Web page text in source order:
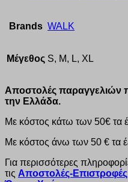
Brands WALK
Μέγεθος S, M, L, XL
Αποστολές παραγγελιών
την Ελλάδα.
Με κόστος κάτω των 50€ τα
Με κόστος άνω των 50 € τα
Για περισσότερες
τις Αποστολές-